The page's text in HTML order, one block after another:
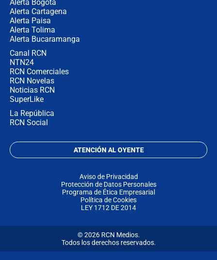
Alerta Bogotá
Alerta Cartagena
Alerta Paisa
Alerta Tolima
Alerta Bucaramanga
Canal RCN
NTN24
RCN Comerciales
RCN Novelas
Noticias RCN
SuperLike
La República
RCN Social
ATENCIÓN AL OYENTE
Aviso de Privacidad
Protección de Datos Personales
Programa de Ética Empresarial
Política de Cookies
LEY 1712 DE 2014
© 2026 RCN Medios.
Todos los derechos reservados.